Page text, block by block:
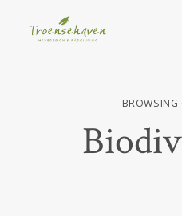
BROWSING